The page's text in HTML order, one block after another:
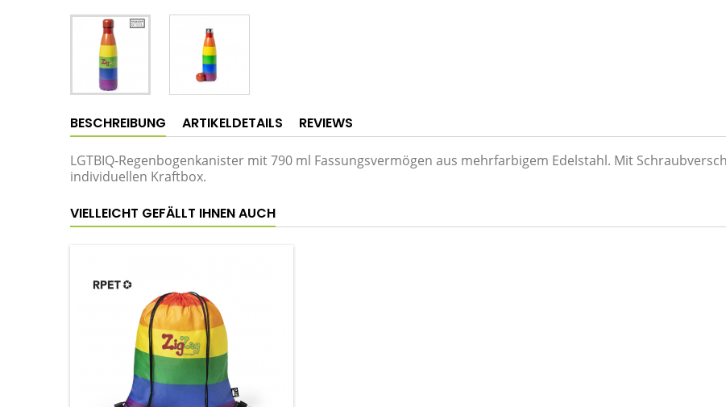
BESCHREIBUNG ARTIKELDETAILS REVIEWS
LGTBIQ-Regenbogenkanister mit 790 ml Fassungsvermögen aus mehrfarbigem Edelstahl. Mit
individuellen Kraftbox.
VIELLEICHT GEFÄLLT IHNEN AUCH